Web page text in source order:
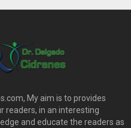
My aim is to provides
readers, in an interesting
and educate the readers as